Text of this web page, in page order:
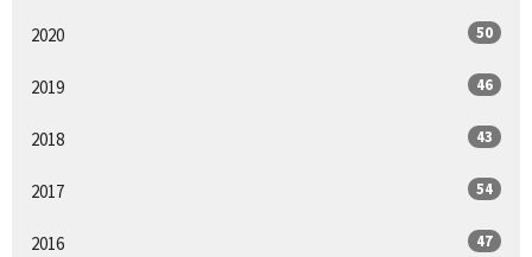
2020 50
2019 46
2018 43
2017 54
2016 47